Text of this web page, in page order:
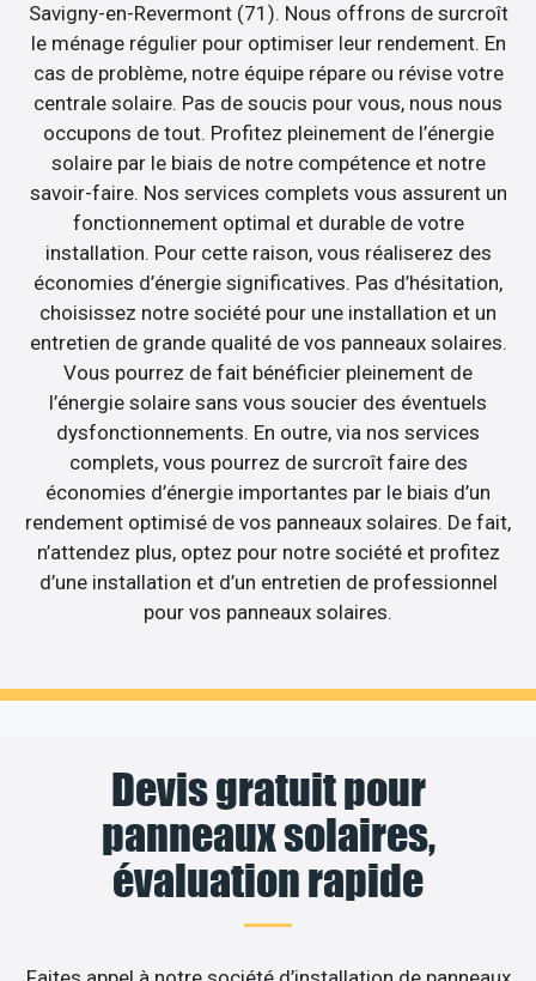
Savigny-en-Revermont (71). Nous offrons de surcroît
le ménage régulier pour optimiser leur rendement. En
cas de problème, notre équipe répare ou révise votre
centrale solaire. Pas de soucis pour vous, nous nous
occupons de tout. Profitez pleinement de l’énergie
solaire par le biais de notre compétence et notre
savoir-faire. Nos services complets vous assurent un
fonctionnement optimal et durable de votre
installation. Pour cette raison, vous réaliserez des
économies d’énergie significatives. Pas d’hésitation,
choisissez notre société pour une installation et un
entretien de grande qualité de vos panneaux solaires.
Vous pourrez de fait bénéficier pleinement de
l’énergie solaire sans vous soucier des éventuels
dysfonctionnements. En outre, via nos services
complets, vous pourrez de surcroît faire des
économies d’énergie importantes par le biais d’un
rendement optimisé de vos panneaux solaires. De fait,
n’attendez plus, optez pour notre société et profitez
d’une installation et d’un entretien de professionnel
pour vos panneaux solaires.
Devis gratuit pour
panneaux solaires,
évaluation rapide